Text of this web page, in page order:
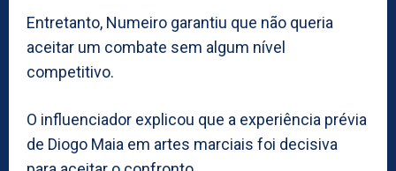
Entretanto, Numeiro garantiu que não queria
aceitar um combate sem algum nível
competitivo.
O influenciador explicou que a experiência prévia
de Diogo Maia em artes marciais foi decisiva